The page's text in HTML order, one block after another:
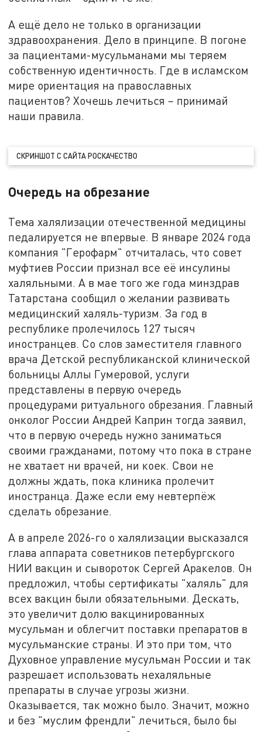
А ещё дело не только в организации
здравоохранения. Дело в принципе. В погоне
за пациентами-мусульманами мы теряем
собственную идентичность. Где в исламском
мире ориентация на православных
пациентов? Хочешь лечиться – принимай
наши правила.
СКРИНШОТ С САЙТА РОСКАЧЕСТВО
Очередь на обрезание
Тема халялизации отечественной медицины
педалируется не впервые. В январе 2024 года
компания "Герофарм" отчиталась, что совет
муфтиев России признал все её инсулины
халяльными. А в мае того же года минздрав
Татарстана сообщил о желании развивать
медицинский халяль-туризм. За год в
республике пролечилось 127 тысяч
иностранцев. Со слов заместителя главного
врача Детской республиканской клинической
больницы Аллы Гумеровой, услуги
представлены в первую очередь
процедурами ритуального обрезания. Главный
онколог России Андрей Каприн тогда заявил,
что в первую очередь нужно заниматься
своими гражданами, потому что пока в стране
не хватает ни врачей, ни коек. Свои не
должны ждать, пока клиника пролечит
иностранца. Даже если ему невтерпёж
сделать обрезание.
А в апреле 2026-го о халялизации высказался
глава аппарата советников петербургского
НИИ вакцин и сывороток Сергей Аракелов. Он
предложил, чтобы сертификаты "халяль" для
всех вакцин были обязательными. Дескать,
это увеличит долю вакцинированных
мусульман и облегчит поставки препаратов в
мусульманские страны. И это при том, что
Духовное управление мусульман России и так
разрешает использовать нехаляльные
препараты в случае угрозы жизни.
Оказывается, так можно было. Значит, можно
и без "муслим френдли" лечиться, было бы